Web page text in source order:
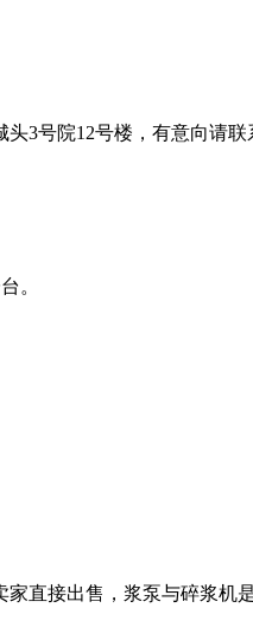
3号院12号楼，有意向请联
。
直接出售，浆泵与碎浆机